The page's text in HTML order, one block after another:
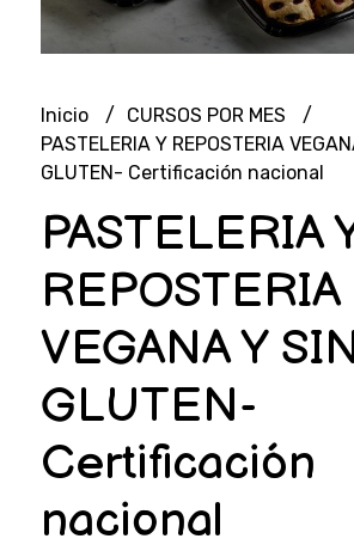
Inicio
CURSOS POR MES
PASTELERIA Y REPOSTERIA
GLUTEN- Certificación nacional
PASTELERIA
REPOSTERIA
VEGANA Y
GLUTEN-
Certificación
nacional